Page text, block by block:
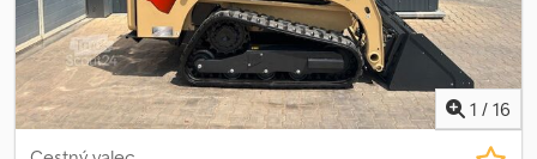
1 / 16